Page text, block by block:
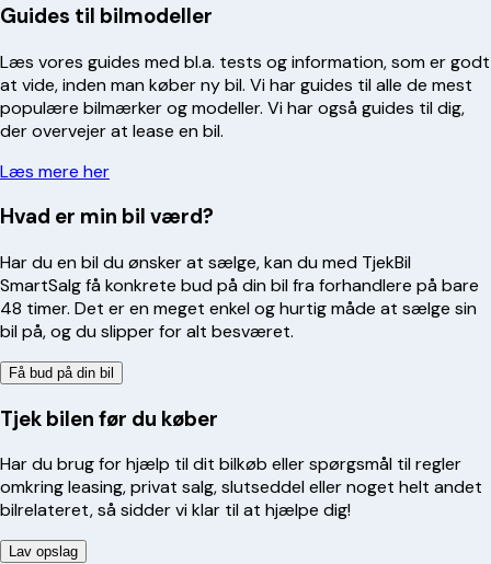
Guides til bilmodeller
Læs vores guides med bl.a. tests og information, som er godt
at vide, inden man køber ny bil. Vi har guides til alle de mest
populære bilmærker og modeller. Vi har også guides til dig,
der overvejer at lease en bil.
Læs mere her
Hvad er min bil værd?
Har du en bil du ønsker at sælge, kan du med TjekBil
SmartSalg få konkrete bud på din bil fra forhandlere på bare
48 timer. Det er en meget enkel og hurtig måde at sælge sin
bil på, og du slipper for alt besværet.
Få bud på din bil
Tjek bilen før du køber
Har du brug for hjælp til dit bilkøb eller spørgsmål til regler
omkring leasing, privat salg, slutseddel eller noget helt andet
bilrelateret, så sidder vi klar til at hjælpe dig!
Lav opslag